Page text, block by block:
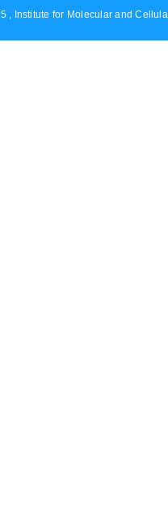
, Institute for Molecular and